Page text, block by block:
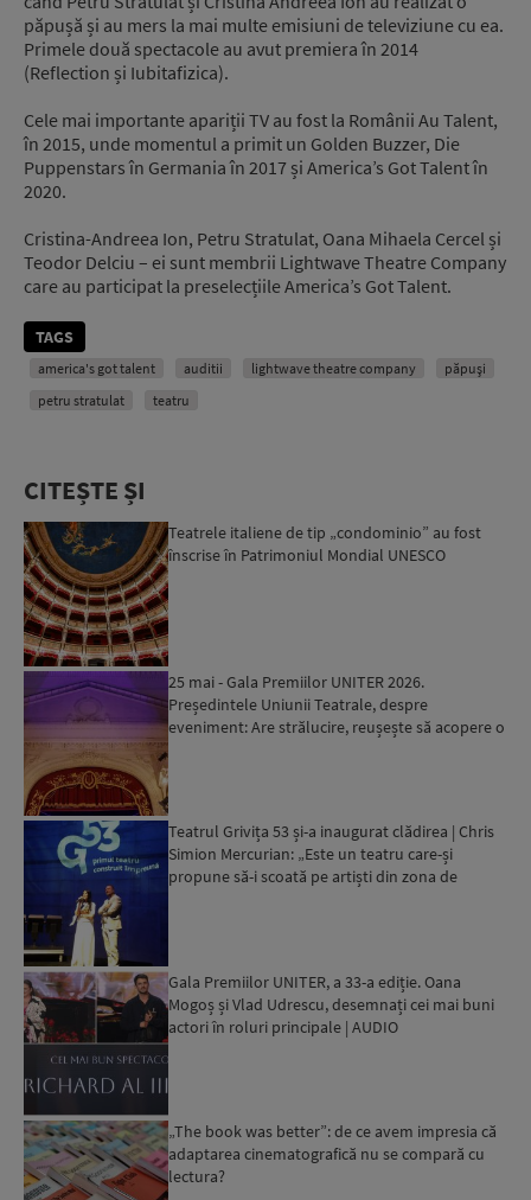
păpușă și au mers la mai multe emisiuni de televiziune cu ea.
Primele două spectacole au avut premiera în 2014
(Reflection și Iubitafizica).
Cele mai importante apariții TV au fost la Românii Au Talent,
în 2015, unde momentul a primit un Golden Buzzer, Die
Puppenstars în Germania în 2017 și America’s Got Talent în
2020.
Cristina-Andreea Ion, Petru Stratulat, Oana Mihaela Cercel și
Teodor Delciu – ei sunt membrii Lightwave Theatre Company
care au participat la preselecțiile America’s Got Talent.
TAGS
america's got talent auditii lightwave theatre company
păpuşi
petru stratulat
teatru
CITEȘTE ȘI
Teatrele italiene de tip „condominio” au fost
înscrise în Patrimoniul Mondial UNESCO
25 mai - Gala Premiilor UNITER 2026.
Președintele Uniunii Teatrale, despre
eveniment: Are strălucire, reușește să acopere o
Teatrul Grivița 53 și-a inaugurat clădirea | Chris
Simion Mercurian: „Este un teatru care-și
propune să-i scoată pe artiști din zona de
Gala Premiilor UNITER, a 33-a ediție. Oana
Mogoș și Vlad Udrescu, desemnați cei mai buni
actori în roluri principale | AUDIO
„The book was better”: de ce avem impresia că
adaptarea cinematografică nu se compară cu
lectura?